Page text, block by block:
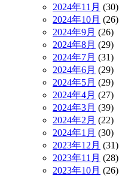
2024年11月 (30)
2024年10月 (26)
2024年9月 (26)
2024年8月 (29)
2024年7月 (31)
2024年6月 (29)
2024年5月 (29)
2024年4月 (27)
2024年3月 (39)
2024年2月 (22)
2024年1月 (30)
2023年12月 (31)
2023年11月 (28)
2023年10月 (26)